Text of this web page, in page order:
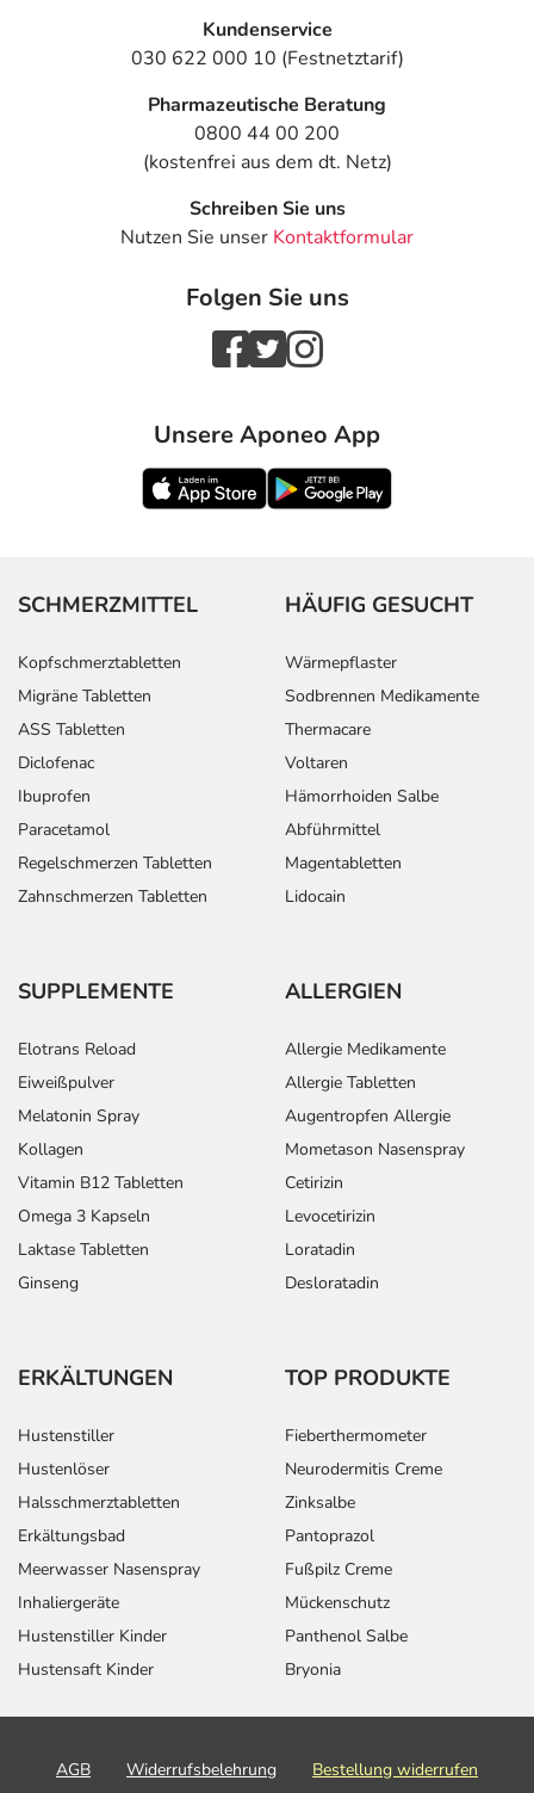
Kundenservice
030 622 000 10 (Festnetztarif)
Pharmazeutische Beratung
0800 44 00 200
(kostenfrei aus dem dt. Netz)
Schreiben Sie uns
Nutzen Sie unser Kontaktformular
Folgen Sie uns
Unsere Aponeo App
SCHMERZMITTEL
Kopfschmerztabletten
Migräne Tabletten
ASS Tabletten
Diclofenac
Ibuprofen
Paracetamol
Regelschmerzen Tabletten
Zahnschmerzen Tabletten
HÄUFIG GESUCHT
Wärmepflaster
Sodbrennen Medikamente
Thermacare
Voltaren
Hämorrhoiden Salbe
Abführmittel
Magentabletten
Lidocain
SUPPLEMENTE
Elotrans Reload
Eiweißpulver
Melatonin Spray
Kollagen
Vitamin B12 Tabletten
Omega 3 Kapseln
Laktase Tabletten
Ginseng
ALLERGIEN
Allergie Medikamente
Allergie Tabletten
Augentropfen Allergie
Mometason Nasenspray
Cetirizin
Levocetirizin
Loratadin
Desloratadin
ERKÄLTUNGEN
Hustenstiller
Hustenlöser
Halsschmerztabletten
Erkältungsbad
Meerwasser Nasenspray
Inhaliergeräte
Hustenstiller Kinder
Hustensaft Kinder
TOP PRODUKTE
Fieberthermometer
Neurodermitis Creme
Zinksalbe
Pantoprazol
Fußpilz Creme
Mückenschutz
Panthenol Salbe
Bryonia
AGB Widerrufsbelehrung
Bestellung widerrufen